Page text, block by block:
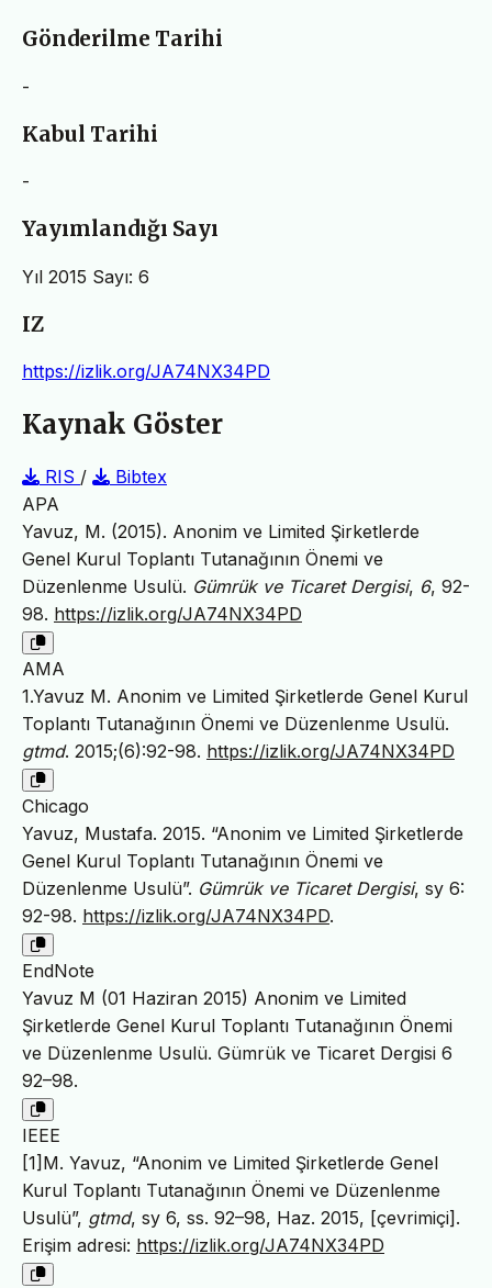
Gönderilme Tarihi
-
Kabul Tarihi
-
Yayımlandığı Sayı
Yıl 2015 Sayı: 6
IZ
https://izlik.org/JA74NX34PD
Kaynak Göster
RIS /
Bibtex
APA
Yavuz, M. (2015). Anonim ve Limited Şirketlerde
Genel Kurul Toplantı Tutanağının Önemi ve
Düzenlenme Usulü. Gümrük ve Ticaret Dergisi, 6, 92-
98. https://izlik.org/JA74NX34PD
AMA
1.Yavuz M. Anonim ve Limited Şirketlerde Genel Kurul
Toplantı Tutanağının Önemi ve Düzenlenme Usulü.
gtmd. 2015;(6):92-98. https://izlik.org/JA74NX34PD
Chicago
Yavuz, Mustafa. 2015. “Anonim ve Limited Şirketlerde
Genel Kurul Toplantı Tutanağının Önemi ve
Düzenlenme Usulü”. Gümrük ve Ticaret Dergisi, sy 6:
92-98. https://izlik.org/JA74NX34PD.
EndNote
Yavuz M (01 Haziran 2015) Anonim ve Limited
Şirketlerde Genel Kurul Toplantı Tutanağının Önemi
ve Düzenlenme Usulü. Gümrük ve Ticaret Dergisi 6
92–98.
IEEE
[1]M. Yavuz, “Anonim ve Limited Şirketlerde Genel
Kurul Toplantı Tutanağının Önemi ve Düzenlenme
Usulü”, gtmd, sy 6, ss. 92–98, Haz. 2015, [çevrimiçi].
Erişim adresi: https://izlik.org/JA74NX34PD